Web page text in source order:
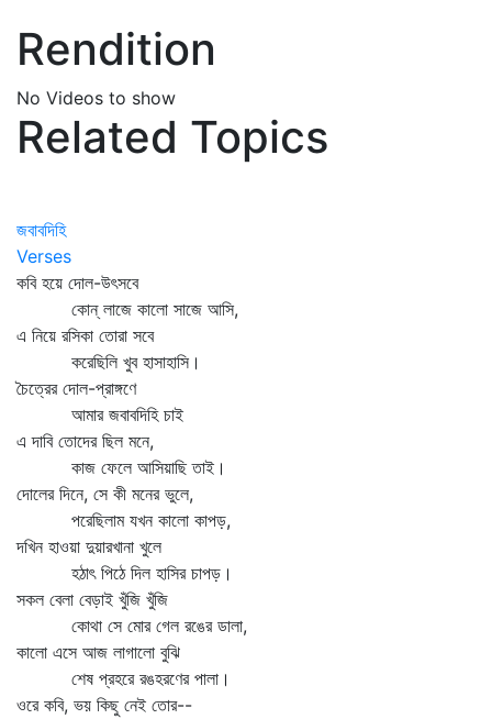
Rendition
No Videos to show
Related Topics
জবাবদিহি
Verses
কবি হয়ে দোল-উৎসবে
কোন্‌ লাজে কালো সাজে আসি,
এ নিয়ে রসিকা তোরা সবে
করেছিলি খুব হাসাহাসি।
চৈত্রের দোল-প্রাঙ্গণে
আমার জবাবদিহি চাই
এ দাবি তোদের ছিল মনে,
কাজ ফেলে আসিয়াছি তাই।
দোলের দিনে, সে কী মনের ভুলে,
পরেছিলাম যখন কালো কাপড়,
দখিন হাওয়া দুয়ারখানা খুলে
হঠাৎ পিঠে দিল হাসির চাপড়।
সকল বেলা বেড়াই খুঁজি খুঁজি
কোথা সে মোর গেল রঙের ডালা,
কালো এসে আজ লাগালো বুঝি
শেষ প্রহরে রঙহরণের পালা।
ওরে কবি, ভয় কিছু নেই তোর--